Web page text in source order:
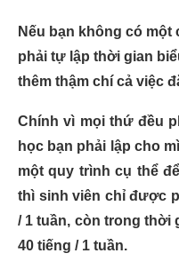
Nếu bạn không có
phải tự lập thời gian
thêm thậm chí cả việc
Chính vì mọi thứ đều
học bạn phải lập cho
một quy trình cụ thể
thì sinh viên chỉ được
/ 1 tuần, còn trong thời
40 tiếng / 1 tuần.